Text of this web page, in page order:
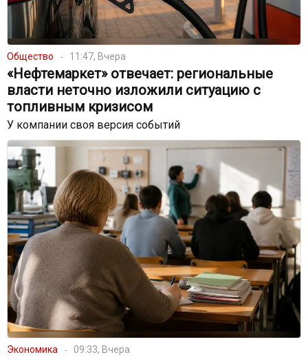
Общество 11:47, Вчера
«Нефтемаркет» отвечает: региональные
власти неточно изложили ситуацию с
топливным кризисом
У компании своя версия событий
Экономика 09:33, Вчера